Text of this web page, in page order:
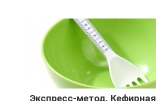
Экспресс-метод. Кефирная